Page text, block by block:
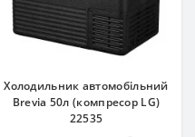
Холодильник автомобільний
Brevia 50л (компресор LG)
22535